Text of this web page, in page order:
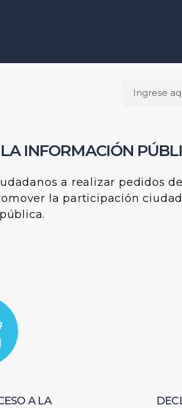
INFORMACIÓN
a realizar pedidos
la participación
A LA